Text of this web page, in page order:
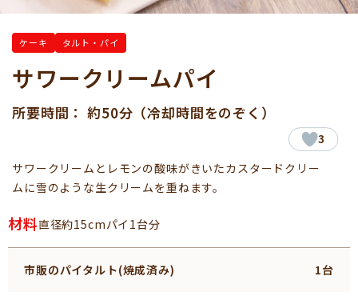
ケーキ タルト・パイ
サワークリームパイ
所要時間： 約50分（冷却時間をのぞく）
サワークリームとレモンの酸味がきいたカスタードクリー
ムに雪のような生クリームを重ねます。
3
材料直径約15cmパイ1台分
市販のパイタルト(焼成済み) 1台